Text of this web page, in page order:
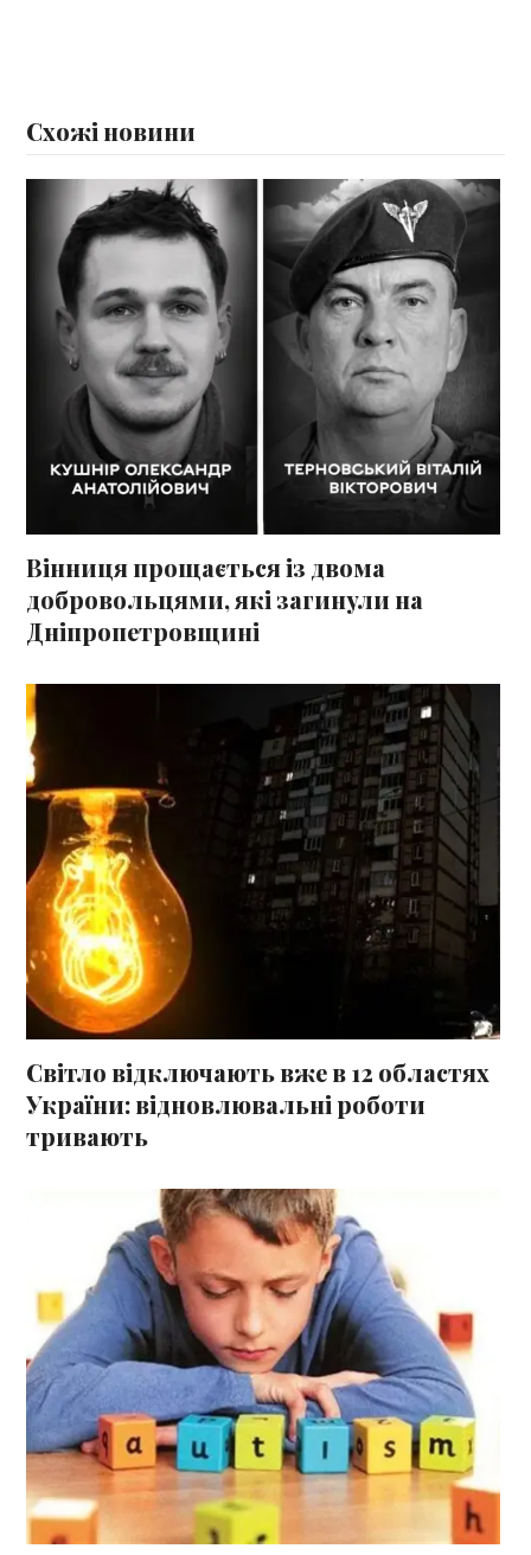
Схожі новини
Вінниця прощається із двома
добровольцями, які загинули на
Дніпропетровщині
Світло відключають вже в 12 областях
України: відновлювальні роботи
тривають